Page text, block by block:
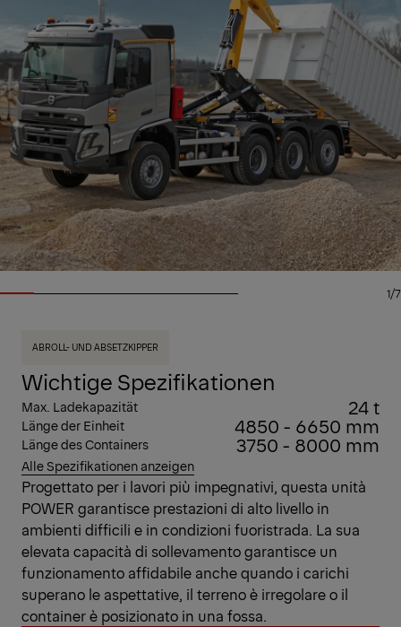
1/7
ABROLL- UND ABSETZKIPPER
Wichtige Spezifikationen
Max. Ladekapazität 24 t
Länge der Einheit 4850 - 6650 mm
Länge des Containers 3750 - 8000 mm
Alle Spezifikationen anzeigen
Progettato per i lavori più impegnativi, questa unità
POWER garantisce prestazioni di alto livello in
ambienti difficili e in condizioni fuoristrada. La sua
elevata capacità di sollevamento garantisce un
funzionamento affidabile anche quando i carichi
superano le aspettative, il terreno è irregolare o il
container è posizionato in una fossa.